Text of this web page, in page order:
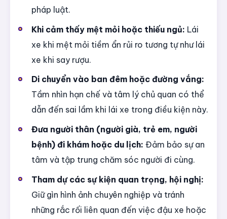
pháp luật.
Khi cảm thấy mệt mỏi hoặc thiếu ngủ: Lái
xe khi mệt mỏi tiềm ẩn rủi ro tương tự như lái
xe khi say rượu.
Di chuyển vào ban đêm hoặc đường vắng:
Tầm nhìn hạn chế và tâm lý chủ quan có thể
dẫn đến sai lầm khi lái xe trong điều kiện này.
Đưa người thân (người già, trẻ em, người
bệnh) đi khám hoặc du lịch: Đảm bảo sự an
tâm và tập trung chăm sóc người đi cùng.
Tham dự các sự kiện quan trọng, hội nghị:
Giữ gìn hình ảnh chuyên nghiệp và tránh
những rắc rối liên quan đến việc đậu xe hoặc